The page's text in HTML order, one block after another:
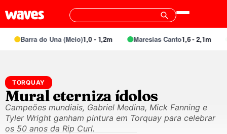
Barra do Una (Meio)1,0 - 1,2m Maresias Canto1,6 - 2,1m
TORQUAY
Mural eterniza ídolos
Campeões mundiais, Gabriel Medina, Mick Fanning e
Tyler Wright ganham pintura em Torquay para celebrar
os 50 anos da Rip Curl.